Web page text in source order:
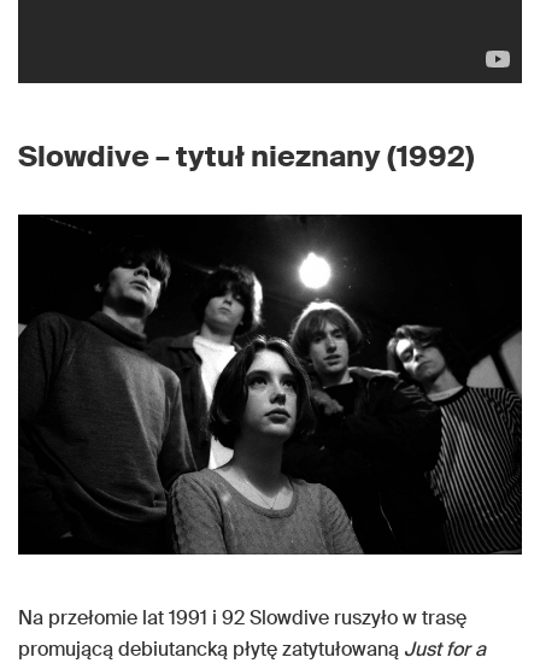
Slowdive – tytuł nieznany (1992)
Na przełomie lat 1991 i 92 Slowdive ruszyło w trasę
promującą debiutancką płytę zatytułowaną Just for a